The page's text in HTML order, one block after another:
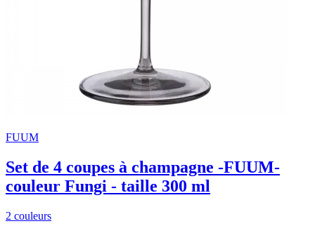
FUUM
Set de 4 coupes à champagne -FUUM-
couleur Fungi - taille 300 ml
2 couleurs